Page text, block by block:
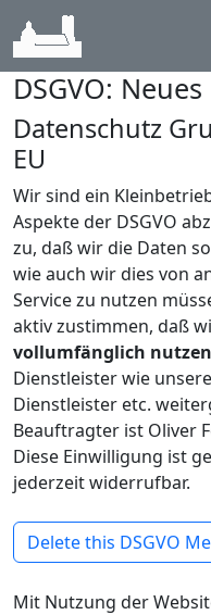
DSGVO:
Datenschutz
EU
Wir sind ein
Aspekte der DSGVO
zu, daß wir die Daten
wie auch wir dies von
Service zu nutzen
aktiv zustimmen, daß
vollumfänglich
Dienstleister wie
Dienstleister etc.
Beauftragter ist Oliver
Diese Einwilligung ist
jederzeit widerrufbar.
Delete this DSGVO
Mit Nutzung der